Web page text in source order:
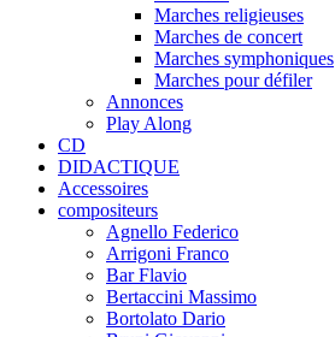
Marches religieuses
Marches de concert
Marches symphoniques
Marches pour défiler
Annonces
Play Along
CD
DIDACTIQUE
Accessoires
compositeurs
Agnello Federico
Arrigoni Franco
Bar Flavio
Bertaccini Massimo
Bortolato Dario